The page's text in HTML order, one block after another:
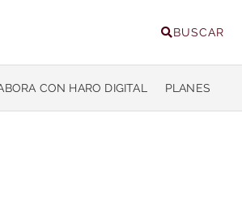
BUSCAR
CON HARO DIGITAL PLANES